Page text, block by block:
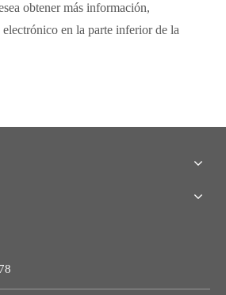
obtener más información,
en la parte inferior de la